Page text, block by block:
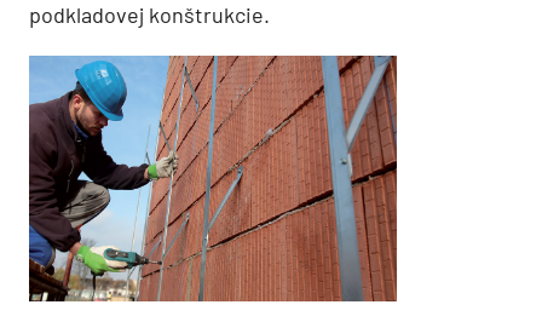
podkladovej konštrukcie.